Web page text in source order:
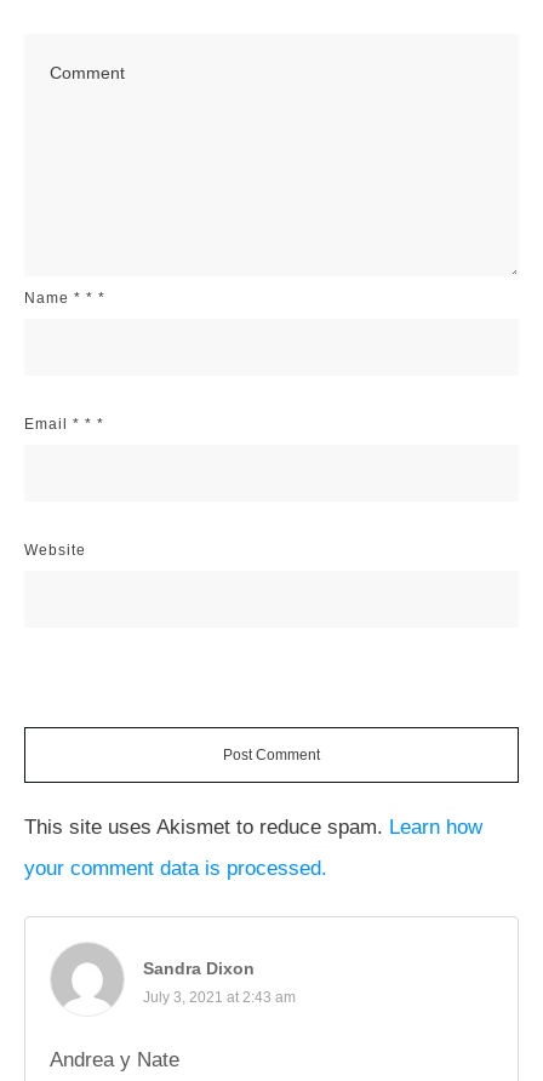
Name * * *
Email * * *
Website
Post Comment
This site uses Akismet to reduce spam. Learn how
your comment data is processed.
Sandra Dixon
July 3, 2021 at 2:43 am
Andrea y Nate